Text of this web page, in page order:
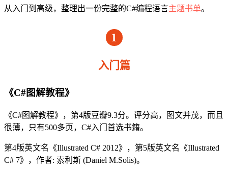
从入门到高级，整理出一份完整的C#编程语言主题书单。
1
入门篇
《C#图解教程》
《C#图解教程》，第4版豆瓣9.3分。评分高，图文并茂，而且
很薄，只有500多页，C#入门首选书籍。
第4版英文名《Illustrated C# 2012》，第5版英文名《Illustrated
C# 7》，作者: 索利斯 (Daniel M.Solis)。